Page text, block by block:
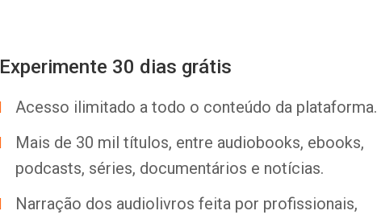
Experimente 30 dias grátis
Acesso ilimitado a todo o conteúdo da plataforma.
Mais de 30 mil títulos, entre audiobooks, ebooks,
podcasts, séries, documentários e notícias.
Narração dos audiolivros feita por profissionais,
Whatsapp Facebook